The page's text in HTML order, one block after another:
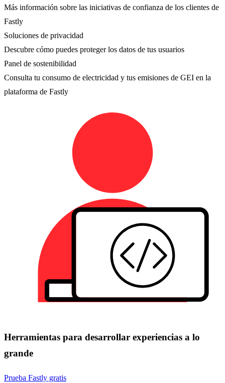
Más información sobre las iniciativas de confianza de los clientes de
Fastly
Soluciones de privacidad
Descubre cómo puedes proteger los datos de tus usuarios
Panel de sostenibilidad
Consulta tu consumo de electricidad y tus emisiones de GEI en la
plataforma de Fastly
Herramientas para desarrollar experiencias a lo
grande
Prueba Fastly gratis